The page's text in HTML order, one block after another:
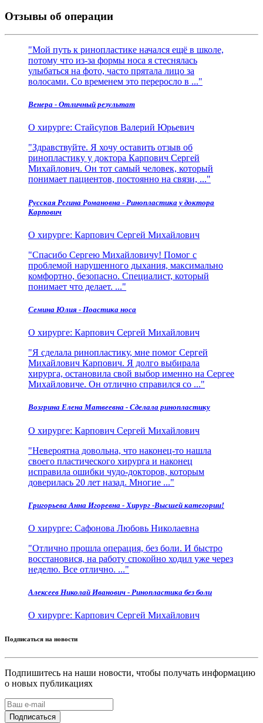
Отзывы об операции
Мой путь к ринопластике начался ещё в школе,
потому что из‑за формы носа я стеснялась
улыбаться на фото, часто прятала лицо за
волосами. Со временем это переросло в ...
Венера - Отличный результат
О хирурге: Стайсупов Валерий Юрьевич
Здравствуйте. Я хочу оставить отзыв об
ринопластику у доктора Карпович Сергей
Михайлович. Он тот самый человек, который
понимает пациентов, постоянно на связи, ...
Русская Регина Романовна - Ринопластика у доктора
Карпович
О хирурге: Карпович Сергей Михайлович
Спасибо Сергею Михайловичу! Помог с
проблемой нарушенного дыхания, максимально
комфортно, безопасно. Специалист, который
понимает что делает. ...
Семина Юлия - Поастика носа
О хирурге: Карпович Сергей Михайлович
Я сделала ринопластику, мне помог Сергей
Михайлович Карпович. Я долго выбирала
хирурга, остановила свой выбор именно на Сергее
Михайловиче. Он отлично справился со ...
Возгрина Елена Матвеевна - Сделала ринопластику
О хирурге: Карпович Сергей Михайлович
Невероятна довольна, что наконец-то нашла
своего пластического хирурга и наконец
исправила ошибки чудо-докторов, которым
доверилась 20 лет назад. Многие ...
Григорьева Анна Игоревна - Хирург -Высшей категории!
О хирурге: Сафонова Любовь Николаевна
Отлично прошла операция, без боли. И быстро
восстановися, на работу спокойно ходил уже через
неделю. Все отлично. ...
Алексеев Николай Иванович - Ринопластика без боли
О хирурге: Карпович Сергей Михайлович
Подписаться на новости
Подпишитесь на наши новости, чтобы получать информацию
о новых публикациях
Подписаться